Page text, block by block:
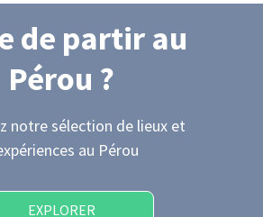
de partir au
Pérou ?
notre sélection de lieux et
au Pérou
EXPLORER